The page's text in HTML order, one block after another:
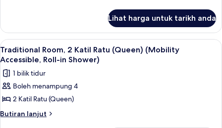
Ratu
(Queen)
(Hearing
Accessible)
Room,
Katil
Ratu
(Hearing
Accessible)
Lihat harga untuk tarikh anda
Lihat
semua
foto
untuk
Traditional
Room,
2
Peralatan tempat tidur premium, peti
6
Traditional Room, 2 Katil Ratu (Queen) (Mobility
Accessible, Roll-in Shower)
1 bilik tidur
Boleh menampung 4
2 Katil Ratu (Queen)
Butiran lanjut
Butiran